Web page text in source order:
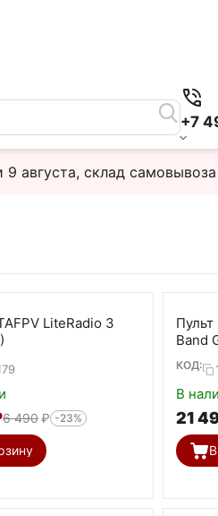
+7
августа, склад самовывоза
LiteRadio 3
6 490₽ -23%
Band
КОД:
В
21